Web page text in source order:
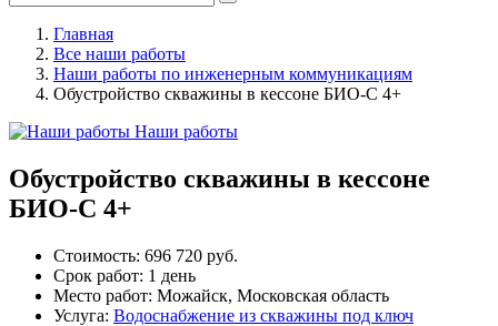
Главная
Все наши работы
Наши работы по инженерным коммуникациям
Обустройство скважины в кессоне БИО-С 4+
Наши работы
Обустройство скважины в кессоне
БИО-С 4+
Стоимость: 696 720 руб.
Срок работ: 1 день
Место работ: Можайск, Московская область
Услуга: Водоснабжение из скважины под ключ